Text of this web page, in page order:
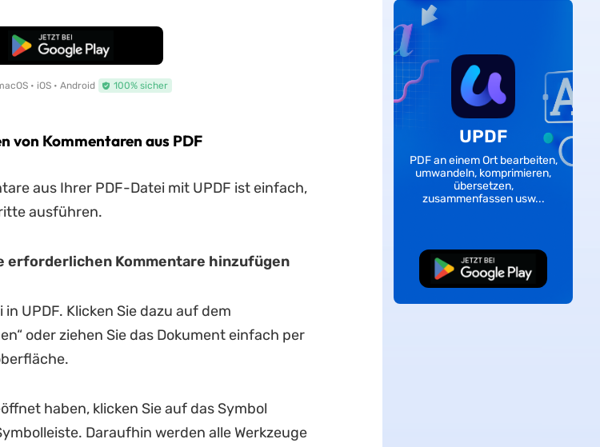
Kostenloser Download
• iOS • Android 100% sicher
von Kommentaren aus PDF
aus Ihrer PDF-Datei mit UPDF ist einfach,
ausführen.
erforderlichen Kommentare hinzufügen
UPDF. Klicken Sie dazu auf dem
oder ziehen Sie das Dokument einfach per
haben, klicken Sie auf das Symbol
Daraufhin werden alle Werkzeuge
UPDF
PDF an einem Ort bearbeiten,
umwandeln, komprimieren,
übersetzen,
zusammenfassen usw...
Kostenloser
Download